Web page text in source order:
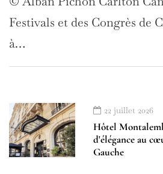
Festivals et des Congrès de
à…
22 juillet 2026
Hôtel
d'élégance au
Gauche